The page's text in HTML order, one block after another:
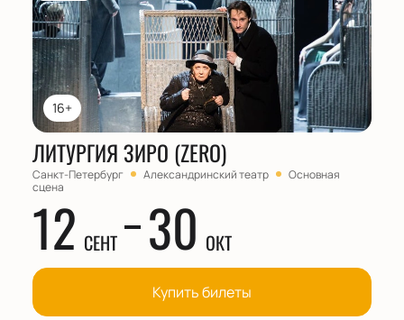
16+
ЛИТУРГИЯ ЗИРО (ZERO)
Санкт-Петербург Александринский театр
Основная
сцена
12 СЕНТ 30 ОКТ
Купить билеты